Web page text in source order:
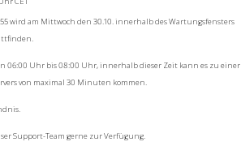
wird am Mittwoch den 30.10. innerhalb des Wartungsfensters
06:00 Uhr bis 08:00 Uhr, innerhalb dieser Zeit kann es zu einer
von maximal 30 Minuten kommen.
Support-Team gerne zur Verfügung.